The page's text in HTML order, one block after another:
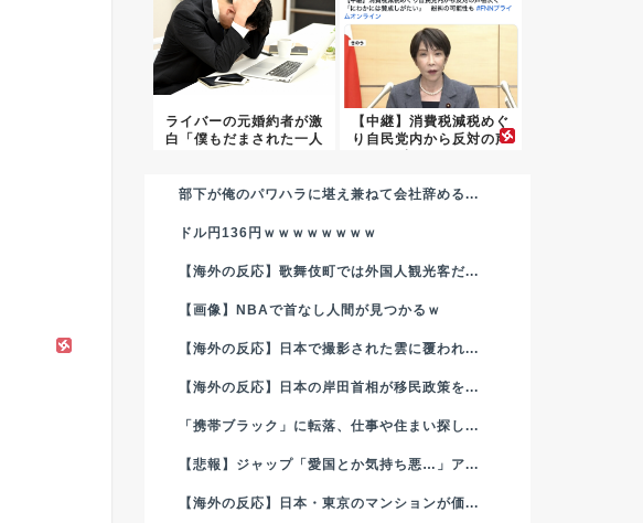
ライバーの元婚約者が激
白「僕もだまされた一人
【中継】消費税減税めぐ
り自民党内から反対の声
部下が俺のパワハラに堪え兼ねて会社辞める...
ドル円136円ｗｗｗｗｗｗｗｗ
【海外の反応】歌舞伎町では外国人観光客だ...
【画像】NBAで首なし人間が見つかるｗ
【海外の反応】日本で撮影された雲に覆われ...
【海外の反応】日本の岸田首相が移民政策を...
「携帯ブラック」に転落、仕事や住まい探し...
【悲報】ジャップ「愛国とか気持ち悪…」ア...
【海外の反応】日本・東京のマンションが価...